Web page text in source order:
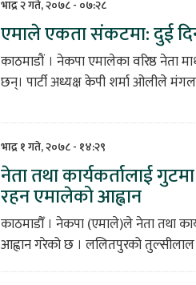
भाद्र २ गते, २०७८ - ०७:२८
एमाले एकता संकटमा: दुई दिन
काठमाडौं । नेकपा एमालेका वरिष्ठ नेता
छन्। पार्टी अध्यक्ष केपी शर्मा ओलीले
भाद्र १ गते, २०७८ - १४:२९
नेता तथा कार्यकर्तालाई
रहन एमालेको आह्वान
काठमाडौँ । नेकपा (एमाले)ले नेता तथा
आह्वान गरेको छ । ललितपुरको तुल्सीलाल